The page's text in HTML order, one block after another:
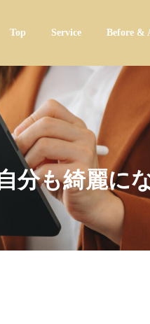
Top Service Before &
分も綺麗に